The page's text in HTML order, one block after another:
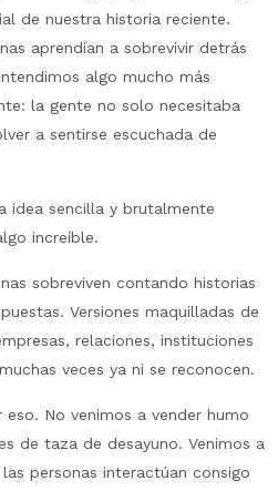
de nuestra historia reciente.
aprendían a sobrevivir detrás
algo mucho más
la gente no solo necesitaba
a sentirse escuchada de
idea sencilla y brutalmente
increíble.
sobreviven contando historias
Versiones maquilladas de
relaciones, instituciones
veces ya ni se reconocen.
No venimos a vender humo
de taza de desayuno. Venimos a
personas interactúan consigo